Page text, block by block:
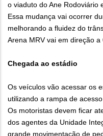
o viaduto do Ane Rodoviário
Essa mudança vai ocorrer
melhorando a fluidez do
Arena MRV vai em direção a
Chegada ao estádio
Os veículos vão acessar os
utilizando a rampa de
Os motoristas devem ficar
dos agentes da Unidade
grande movimentação de